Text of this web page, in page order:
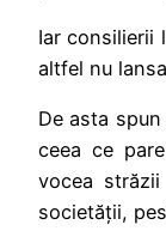
Iar consilierii
altfel nu
De asta
ceea ce
vocea
societății,